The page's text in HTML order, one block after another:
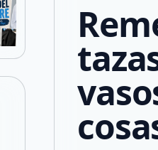
Compartir en Facebook
Compartir en X